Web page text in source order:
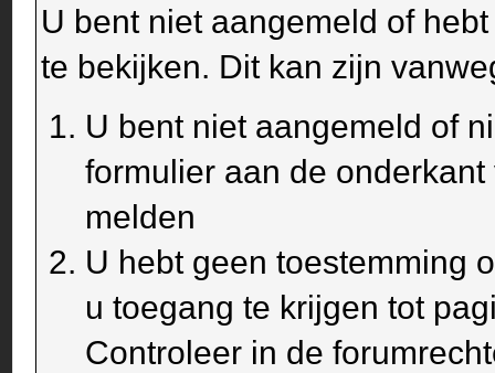
U bent niet aangemeld of
te bekijken. Dit kan zijn
U bent niet aangemeld of
formulier aan de
melden
U hebt geen toestemming
u toegang te krijgen tot
Controleer in de